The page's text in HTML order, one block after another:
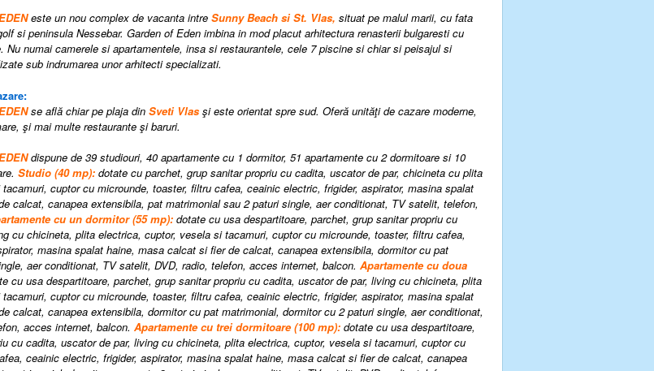
este un nou complex de vacanta intre Sunny Beach si St. Vlas, situat pe malul marii, cu fata
si peninsula Nessebar. Garden of Eden imbina in mod placut arhitectura renasterii bulgaresti cu
Nu numai camerele si apartamentele, insa si restaurantele, cele 7 piscine si chiar si peisajul si
sub indrumarea unor arhitecti specializati.
se află chiar pe plaja din Sveti Vlas şi este orientat spre sud. Oferă unităţi de cazare moderne,
şi mai multe restaurante şi baruri.
dispune de 39 studiouri, 40 apartamente cu 1 dormitor, 51 apartamente cu 2 dormitoare si 10
Studio (40 mp): dotate cu parchet, grup sanitar propriu cu cadita, uscator de par, chicineta cu plita
cuptor cu microunde, toaster, filtru cafea, ceainic electric, frigider, aspirator, masina spalat
calcat, canapea extensibila, pat matrimonial sau 2 paturi single, aer conditionat, TV satelit, telefon,
cu un dormitor (55 mp): dotate cu usa despartitoare, parchet, grup sanitar propriu cu
cu chicineta, plita electrica, cuptor, vesela si tacamuri, cuptor cu microunde, toaster, filtru cafea,
masina spalat haine, masa calcat si fier de calcat, canapea extensibila, dormitor cu pat
aer conditionat, TV satelit, DVD, radio, telefon, acces internet, balcon. Apartamente cu doua
cu usa despartitoare, parchet, grup sanitar propriu cu cadita, uscator de par, living cu chicineta, plita
cuptor cu microunde, toaster, filtru cafea, ceainic electric, frigider, aspirator, masina spalat
calcat, canapea extensibila, dormitor cu pat matrimonial, dormitor cu 2 paturi single, aer conditionat,
acces internet, balcon. Apartamente cu trei dormitoare (100 mp): dotate cu usa despartitoare,
cu cadita, uscator de par, living cu chicineta, plita electrica, cuptor, vesela si tacamuri, cuptor cu
ceainic electric, frigider, aspirator, masina spalat haine, masa calcat si fier de calcat, canapea